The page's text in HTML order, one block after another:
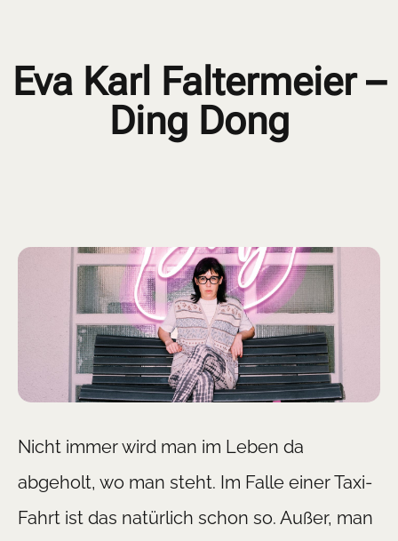
Eva Karl Faltermeier –
Ding Dong
Nicht immer wird man im Leben da
abgeholt, wo man steht. Im Falle einer Taxi-
Fahrt ist das natürlich schon so. Außer, man